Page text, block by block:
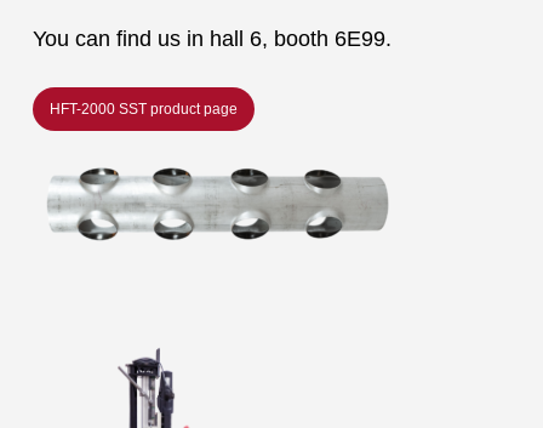
You can find us in hall 6, booth 6E99.
HFT-2000 SST product page